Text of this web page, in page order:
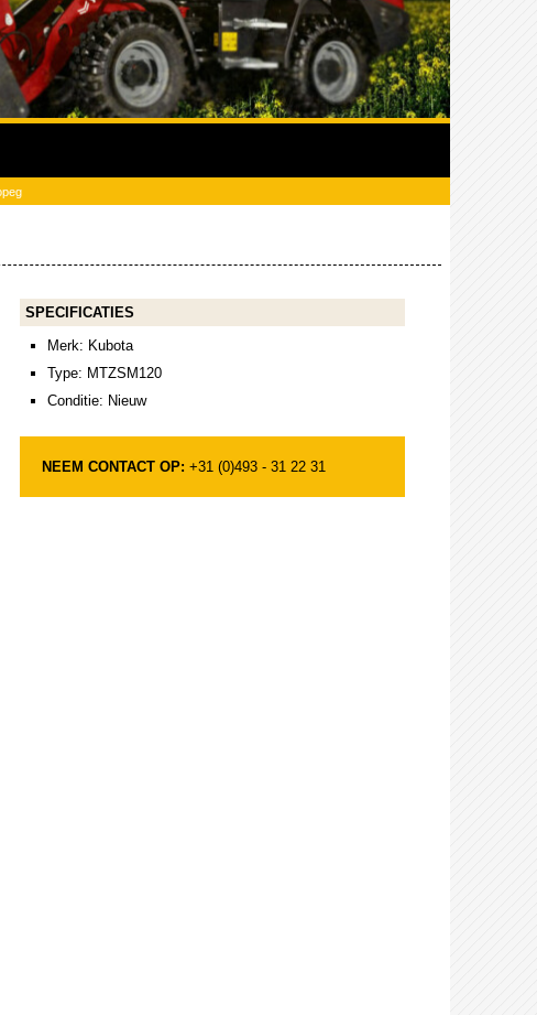
SPECIFICATIES
Merk: Kubota
Type: MTZSM120
Conditie: Nieuw
NEEM CONTACT OP: +31 (0)493 - 31 22 31